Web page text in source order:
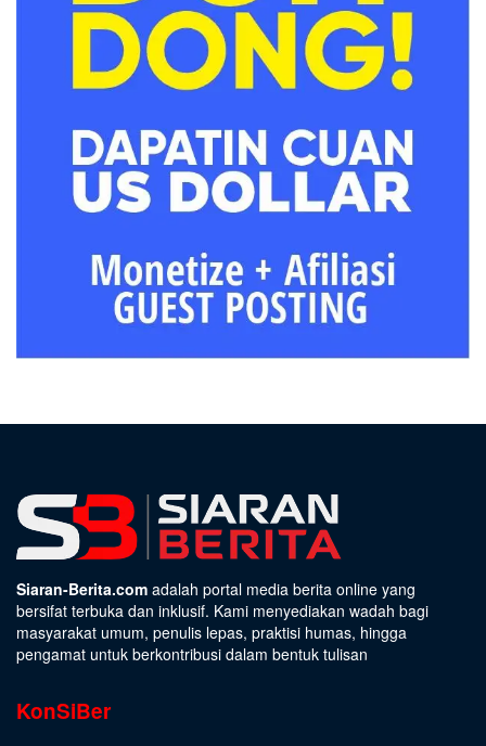
Siaran-Berita.com adalah portal media berita online yang
bersifat terbuka dan inklusif. Kami menyediakan wadah bagi
masyarakat umum, penulis lepas, praktisi humas, hingga
pengamat untuk berkontribusi dalam bentuk tulisan
KonSiBer